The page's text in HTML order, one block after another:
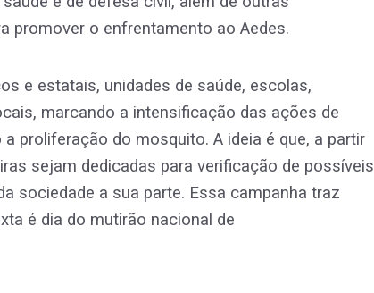
promover o enfrentamento ao Aedes.
e estatais, unidades de saúde, escolas,
marcando a intensificação das ações de
proliferação do mosquito. A ideia é que, a partir
sejam dedicadas para verificação de possíveis
sociedade a sua parte. Essa campanha traz
é dia do mutirão nacional de